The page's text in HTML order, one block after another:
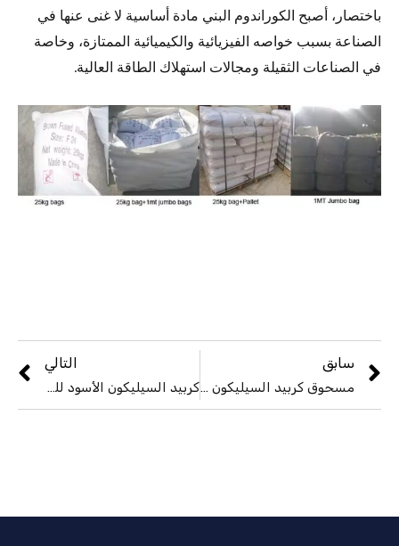
باختصار، أصبح الكوراندوم البني مادة أساسية لا غنى عنها في
الصناعة بسبب خواصه الفيزيائية والكيميائية الممتازة، وخاصة
في الصناعات الثقيلة ومجالات استهلاك الطاقة العالية.
سابق
مسحوق كربيد السيليكون الأسود
التالي
كربيد السيليكون الأسود للقطع المقاومة للحرارة